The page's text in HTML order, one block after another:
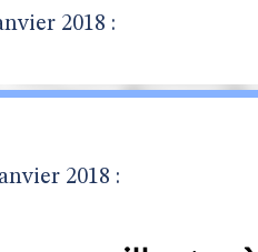
2018 :
2018 :